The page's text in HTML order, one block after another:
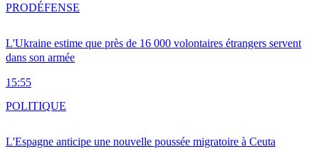
L'Ukraine estime que près de 16 000 volontaires étrangers servent
dans son armée
15:55
PRODÉFENSE
L'Espagne anticipe une nouvelle poussée migratoire à Ceuta
POLITIQUE